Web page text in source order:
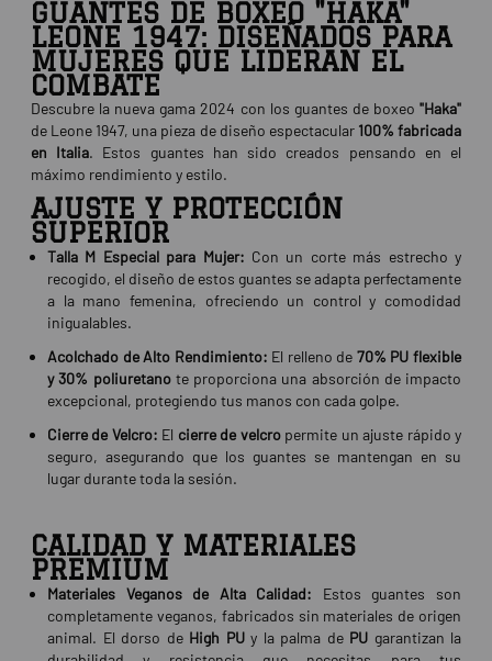
GUANTES DE BOXEO "HAKA"
LEONE 1947: DISEÑADOS PARA
MUJERES QUE LIDERAN EL
COMBATE
Descubre la nueva gama 2024 con los guantes de boxeo "Haka"
de Leone 1947, una pieza de diseño espectacular 100% fabricada
en Italia. Estos guantes han sido creados pensando en el
máximo rendimiento y estilo.
AJUSTE Y PROTECCIÓN
SUPERIOR
Talla M Especial para Mujer: Con un corte más estrecho y
recogido, el diseño de estos guantes se adapta perfectamente
a la mano femenina, ofreciendo un control y comodidad
inigualables.
Acolchado de Alto Rendimiento: El relleno de 70% PU flexible
y 30% poliuretanote proporciona una absorción de impacto
excepcional, protegiendo tus manos con cada golpe.
Cierre de Velcro: El cierre de velcropermite un ajuste rápido y
seguro, asegurando que los guantes se mantengan en su
lugar durante toda la sesión.
CALIDAD Y MATERIALES
PREMIUM
Materiales Veganos de Alta Calidad: Estos guantes son
completamente veganos, fabricados sin materiales de origen
animal. El dorso de High PUy la palma de PU garantizan la